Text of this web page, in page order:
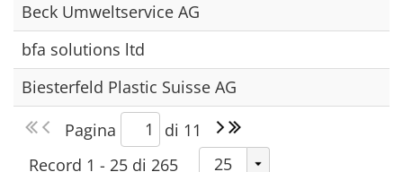
Beck Umweltservice AG
bfa solutions ltd
Biesterfeld Plastic Suisse AG
Pagina
di 11
Record 1 - 25 di 265